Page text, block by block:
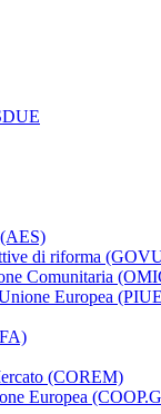
di riforma
Comunitaria
Europea
(COREM)
Europea